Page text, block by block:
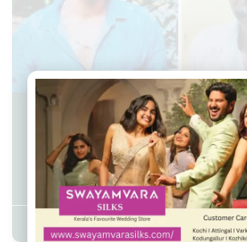
പെരിങ്ങമ്മല ഇടിഞ്ഞാറിൽ
അപ്പൂപ്പനെ ചെറുമകൻ
കുത്തിക്കൊന്നു.
Admin YS September 15, 2025 12:51 pm